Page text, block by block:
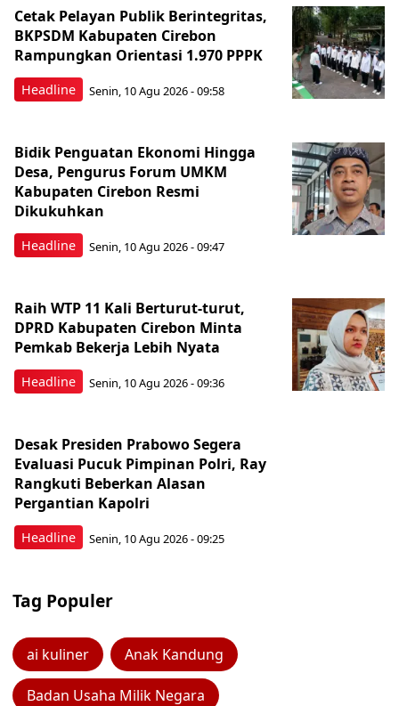
Headline
Cetak Pelayan Publik Berintegritas,
BKPSDM Kabupaten Cirebon
Rampungkan Orientasi 1.970 PPPK
Senin, 10 Agu 2026 - 09:58
Headline
Bidik Penguatan Ekonomi Hingga
Desa, Pengurus Forum UMKM
Kabupaten Cirebon Resmi
Dikukuhkan
Senin, 10 Agu 2026 - 09:47
Headline
Raih WTP 11 Kali Berturut-turut,
DPRD Kabupaten Cirebon Minta
Pemkab Bekerja Lebih Nyata
Senin, 10 Agu 2026 - 09:36
Headline
Desak Presiden Prabowo Segera
Evaluasi Pucuk Pimpinan Polri, Ray
Rangkuti Beberkan Alasan
Pergantian Kapolri
Senin, 10 Agu 2026 - 09:25
Tag Populer
ai kuliner Anak Kandung
Badan Usaha Milik Negara